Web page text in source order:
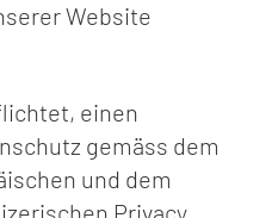
Website
einen
gemäss dem
und dem